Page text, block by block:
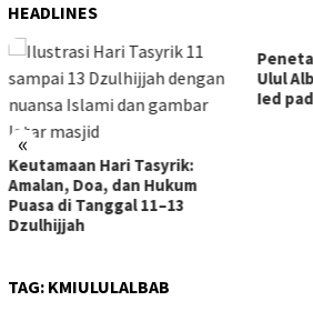
HEADLINES
«
Keutamaan Hari Tasyrik:
Amalan, Doa, dan Hukum
Puasa di Tanggal 11–13
Dzulhijjah
Ulul
Ied
TAG: KMIULULALBAB